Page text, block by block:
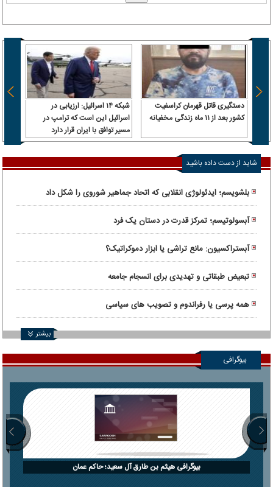
دستگیری قاتل قهرمان کراسفیت
کشور بعد از ۱۱ ماه زندگی مخفیانه
شبکه ۱۴ اسرائیل: ارزیابی در
اسرائیل این است که ترامپ در
مسیر توافق با ایران قرار دارد
شاید از دست داده باشید
بلشویسم؛ ایدئولوژی انقلابی که اتحاد جماهیر شوروی را شکل داد
آبسولوتیسم؛ تمرکز قدرت در دستان یک فرد
آبستراکسیون: مانع تراشی یا ابزار دموکراتیک؟
تبعیض طبقاتی و تهدیدی برای انسجام جامعه
همه پرسی یا رفراندوم و تصویب های سیاسی
بیشتر
بیوگرافی
بیوگرافی هیثم بن طارق آل سعید؛ حاکم عمان